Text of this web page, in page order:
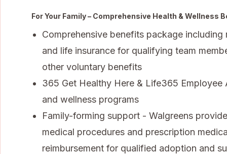
For Your Family – Comprehensive Health & Wellness
Comprehensive benefits package
and life insurance for qualifying team
other voluntary benefits
365 Get Healthy Here & Life365
and wellness programs
Family-forming support - Walgreens
medical procedures and prescription
reimbursement for qualified adoption and